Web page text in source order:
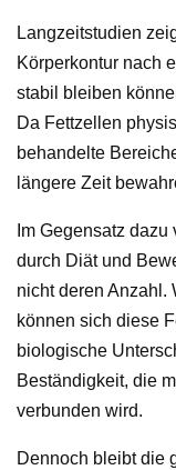
Langzeitstudien
Körperkontur nach
stabil bleiben
Da Fettzellen
behandelte
längere Zeit
Im Gegensatz
durch Diät und
nicht deren Anzahl.
können sich diese
biologische
Beständigkeit, die
verbunden wird.
Dennoch bleibt die